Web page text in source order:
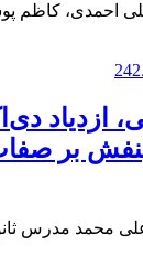
احمدی، کاظم
ازدیاد
بر
محمد مدرس